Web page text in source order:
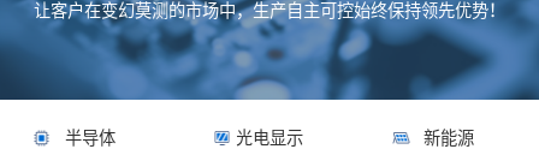
让客户在变幻莫测的市场中，生产自主可控始终保持领先优势！
半导体 光电显示 新能源